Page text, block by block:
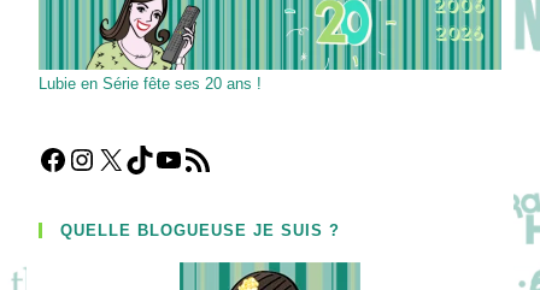
Dans
Ce
Polar
!
Lubie en Série fête ses 20 ans !
Facebook
Instagram
X TikTokYouTube
Flux RSS
QUELLE BLOGUEUSE JE SUIS ?